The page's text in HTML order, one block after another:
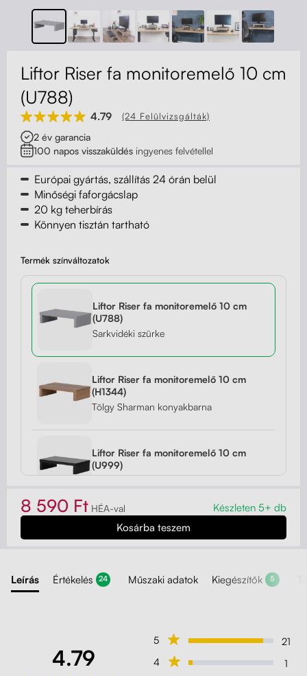
Kerekek
Zárható fiók
Fa monitor állványok
Akusztikus paravánok
Deréktámaszok
Kapcsolat
Liftor Riser fa monitoremelő 10 cm
(U788)
4.79 (24 Felülvizsgálták)
2 év garancia
100 napos visszaküldés ingyenes felvétellel
Európai gyártás, szállítás 24 órán belül
Minőségi faforgácslap
20 kg teherbírás
Könnyen tisztán tartható
Termék színváltozatok
Liftor Riser fa monitoremelő 10 cm
(U788)
Sarkvidéki szürke
Liftor Riser fa monitoremelő 10 cm
(H1344)
Tölgy Sharman konyakbarna
Liftor Riser fa monitoremelő 10 cm
(U999)
Liftor Riser fa monitoremelő 10 cm
(H3734)
8 590 Ft HÉA-val Készleten 5+ db
Leírás Értékelés 24 Műszaki adatok Kiegészítők 5
4.79
5
21
4
1